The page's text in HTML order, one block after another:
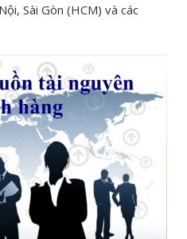
Sài Gòn (HCM) và các